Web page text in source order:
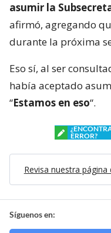
asumir la
afirmó, agregando
durante la próxima
Eso sí, al ser
había aceptado
“Estamos en eso“.
ERROR?
Revisa nuestra
Síguenos en: